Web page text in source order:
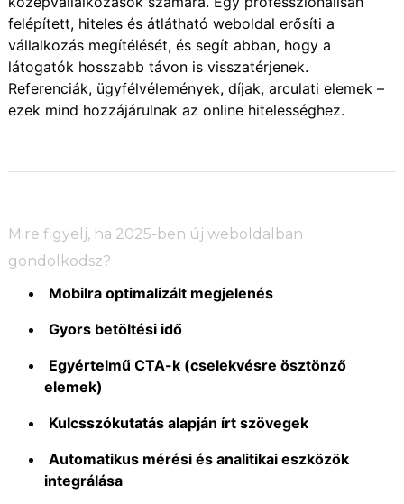
felépített, hiteles és átlátható weboldal erősíti a
vállalkozás megítélését, és segít abban, hogy a
látogatók hosszabb távon is visszatérjenek.
Referenciák, ügyfélvélemények, díjak, arculati elemek –
ezek mind hozzájárulnak az online hitelességhez.
Mire figyelj, ha 2025-ben új weboldalban
gondolkodsz?
Mobilra optimalizált megjelenés
Gyors betöltési idő
Egyértelmű CTA-k (cselekvésre ösztönző
elemek)
Kulcsszókutatás alapján írt szövegek
Automatikus mérési és analitikai eszközök
integrálása